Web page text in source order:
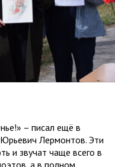
– писал ещё в
Лермонтов. Эти
и звучат чаще всего в
а в полном